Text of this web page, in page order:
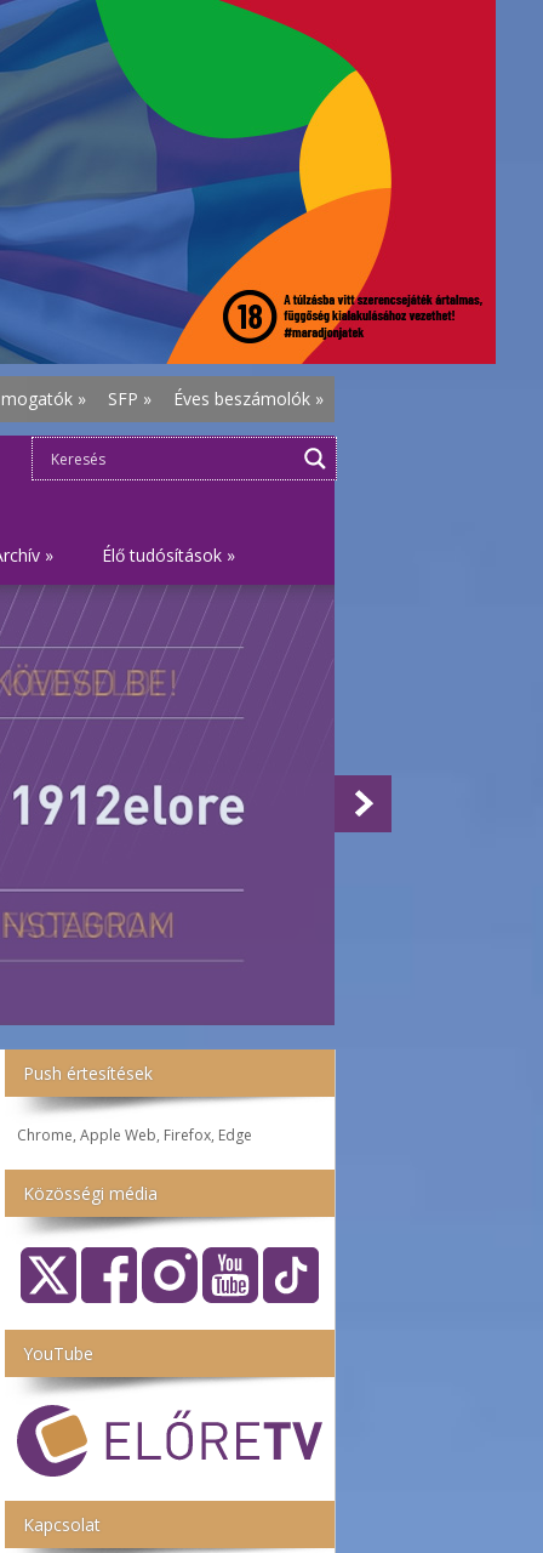
» SFP » Éves beszámolók »
» Élő tudósítások »
Push értesítések
Chrome, Apple Web, Firefox, Edge
Közösségi média
YouTube
Kapcsolat